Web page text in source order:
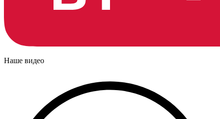
Наше видео